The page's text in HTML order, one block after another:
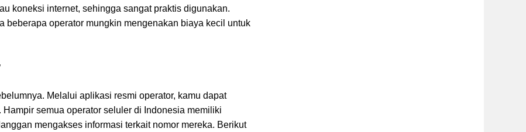
koneksi internet, sehingga sangat praktis digunakan.
beberapa operator mungkin mengenakan biaya kecil untuk
Melalui aplikasi resmi operator, kamu dapat
semua operator seluler di Indonesia memiliki
mengakses informasi terkait nomor mereka. Berikut